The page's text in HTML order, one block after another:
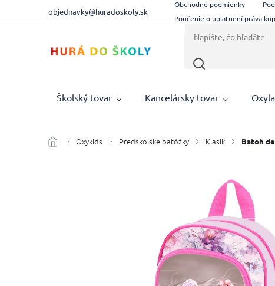
objednavky@huradoskoly.sk
Obchodné podmienky
Poučenie o uplatnení práva
Školský tovar Kancelársky tovar
/ Oxykids / Predškolské batôžky / Klasik / Batoh